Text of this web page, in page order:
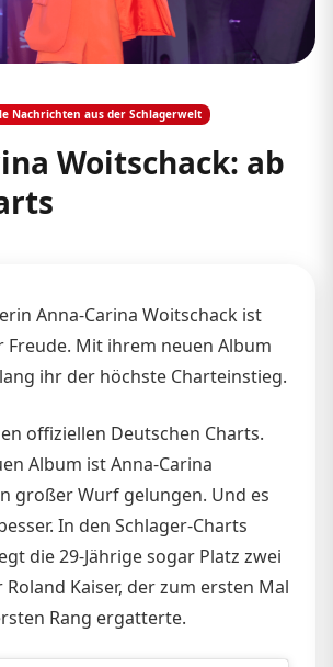
Nachrichten aus der Schlagerwelt
Woitschack: ab
Anna-Carina Woitschack ist
Freude. Mit ihrem neuen Album
ihr der höchste Charteinstieg.
offiziellen Deutschen Charts.
Album ist Anna-Carina
großer Wurf gelungen. Und es
In den Schlager-Charts
die 29-Jährige sogar Platz zwei
Kaiser, der zum ersten Mal
Rang ergatterte.